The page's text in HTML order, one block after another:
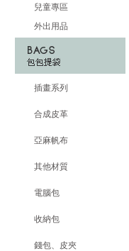
兒童專區
外出用品
插畫系列
合成皮革
亞麻帆布
其他材質
電腦包
收納包
錢包、皮夾